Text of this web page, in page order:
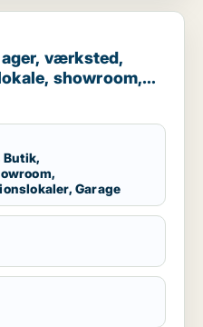
butik,
værksted,
showroom,
eller
Sjælland eller
Butik,
Garage